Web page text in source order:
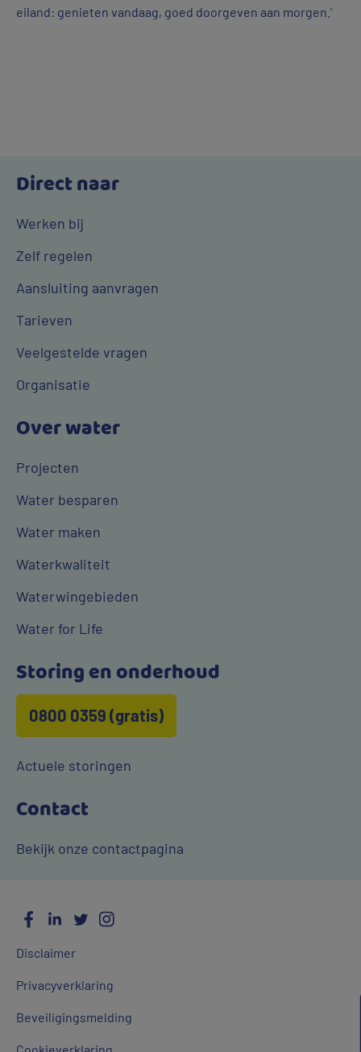
eiland: genieten vandaag, goed doorgeven aan morgen.’
Direct naar
Werken bij
Zelf regelen
Aansluiting aanvragen
Tarieven
Veelgestelde vragen
Organisatie
Over water
Projecten
Water besparen
Water maken
Waterkwaliteit
Waterwingebieden
Water for Life
Storing en onderhoud
0800 0359 (gratis)
Actuele storingen
Contact
Bekijk onze contactpagina
Algemene
Disclaimer
Privacyverklaring
Beveiligingsmelding
Social
Media
Facebook
LinkedInTwitter